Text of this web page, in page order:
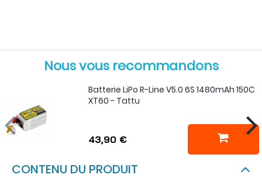
Nous vous recommandons
Batterie LiPo R-Line V5.0 6S 1480mAh 150C
XT60 - Tattu
43,90 €
CONTENU DU PRODUIT